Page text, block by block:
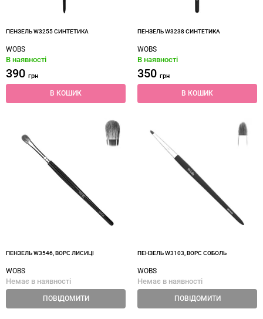
ПЕНЗЕЛЬ W3255 СИНТЕТИКА
WOBS
В наявності
390 грн
В КОШИК
ПЕНЗЕЛЬ W3238 СИНТЕТИКА
WOBS
В наявності
350 грн
В КОШИК
ПЕНЗЕЛЬ W3546, ВОРС ЛИСИЦІ
WOBS
Немає в наявності
ПОВІДОМИТИ
ПЕНЗЕЛЬ W3103, ВОРС СОБОЛЬ
WOBS
Немає в наявності
ПОВІДОМИТИ